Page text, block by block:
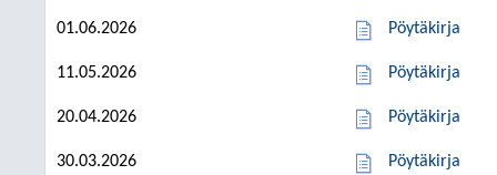
01.06.2026 Pöytäkirja
11.05.2026 Pöytäkirja
20.04.2026 Pöytäkirja
30.03.2026 Pöytäkirja